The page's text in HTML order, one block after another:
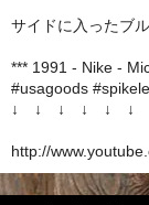
サイドに入ったブ
*** 1991 - Nike -
#usagoods
↓ ↓ ↓ ↓ ↓ ↓
http://